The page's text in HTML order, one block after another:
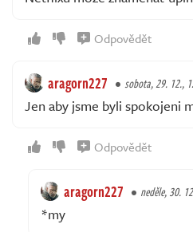
Odpovědět
aragorn227 sobota, 29. 12.,
Jen aby jsme byli spokojeni
Odpovědět
aragorn227 neděle, 30.
*my